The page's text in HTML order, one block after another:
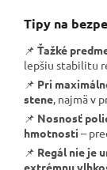
Tipy na
📌 Ťažké
lepšiu stabilitu
📌 Pri
stene , najmä v
📌 Nosnosť
hmotnosti –
📌 Regál nie je
extrémnu